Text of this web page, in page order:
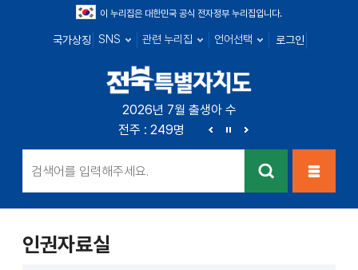
전북특별자치
도
2026년 7월 출생아 수
전주 : 249명 군산 : 89명
이 누리집은 대한민국 공식 전자정부 누리집입니다.
국가상징 SNS 관련 누리집 언어선택 로그인
인권자료실